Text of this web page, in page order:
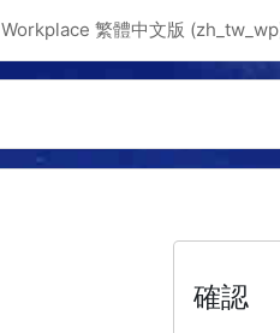
Workplace 繁體中文版
確認